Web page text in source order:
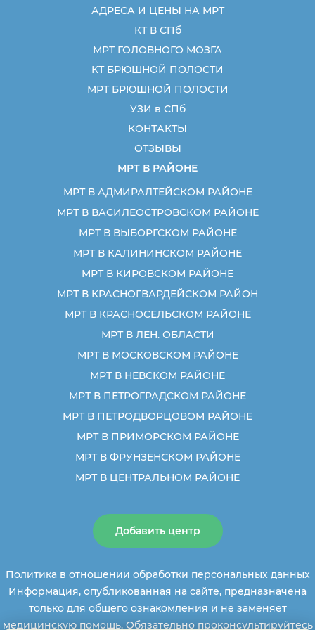
АДРЕСА И ЦЕНЫ НА МРТ
КТ В СПб
МРТ ГОЛОВНОГО МОЗГА
КТ БРЮШНОЙ ПОЛОСТИ
МРТ БРЮШНОЙ ПОЛОСТИ
УЗИ в СПб
КОНТАКТЫ
ОТЗЫВЫ
МРТ В РАЙОНЕ
МРТ В АДМИРАЛТЕЙСКОМ РАЙОНЕ
МРТ В ВАСИЛЕОСТРОВСКОМ РАЙОНЕ
МРТ В ВЫБОРГСКОМ РАЙОНЕ
МРТ В КАЛИНИНСКОМ РАЙОНЕ
МРТ В КИРОВСКОМ РАЙОНЕ
МРТ В КРАСНОГВАРДЕЙСКОМ РАЙОН
МРТ В КРАСНОСЕЛЬСКОМ РАЙОНЕ
МРТ В ЛЕН. ОБЛАСТИ
МРТ В МОСКОВСКОМ РАЙОНЕ
МРТ В НЕВСКОМ РАЙОНЕ
МРТ В ПЕТРОГРАДСКОМ РАЙОНЕ
МРТ В ПЕТРОДВОРЦОВОМ РАЙОНЕ
МРТ В ПРИМОРСКОМ РАЙОНЕ
МРТ В ФРУНЗЕНСКОМ РАЙОНЕ
МРТ В ЦЕНТРАЛЬНОМ РАЙОНЕ
Добавить центр
Политика в отношении обработки персональных данных
Информация, опубликованная на сайте, предназначена
только для общего ознакомления и не заменяет
медицинскую помощь. Обязательно проконсультируйтесь